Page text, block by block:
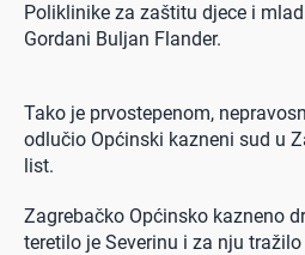
Poliklinike za zaštitu djece i
Gordani Buljan Flander.
Tako je prvostepenom,
odlučio Općinski kazneni sud u
list.
Zagrebačko Općinsko kazneno
teretilo je Severinu i za nju